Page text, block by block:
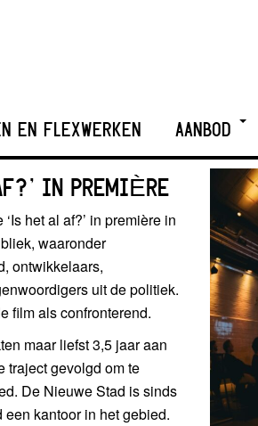
EN FLEXWERKEN AANBOD
IN PREMIÈRE
het al af?’ in première in
waaronder
ontwikkelaars,
uit de politiek.
film als confronterend.
maar liefst 3,5 jaar aan
traject gevolgd om te
De Nieuwe Stad is sinds
kantoor in het gebied.